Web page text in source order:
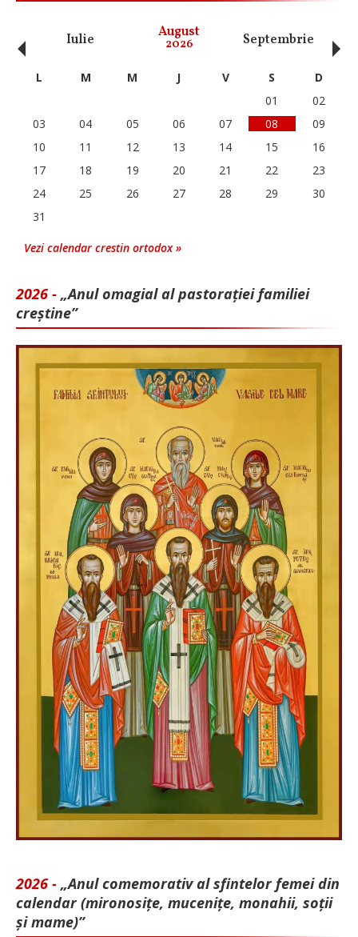
Iulie August
2026 Septembrie
‹ L M M J V S
D
01
02
03
04 05 06 07 08
09
10
11 12 13 14 15
16
17
18 19 20 21 22
23
24
25 26 27 28 29
30
31
Vezi calendar crestin ortodox »
2026 - „Anul omagial al pastorației familiei
creștine”
2026 - „Anul comemorativ al sfintelor femei din
calendar (mironosițe, mu­cenițe, monahii, soții
și mame)”